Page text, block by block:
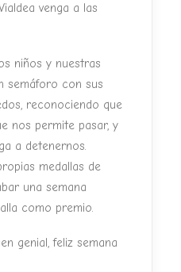
venga a las
niños y nuestras
semáforo con sus
reconociendo que
nos permite pasar, y
a detenernos.
medallas de
una semana
como premio.
genial, feliz semana